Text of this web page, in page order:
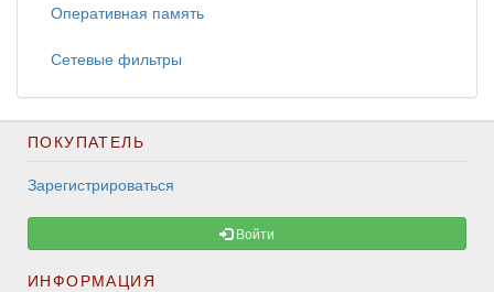
Оперативная память
Сетевые фильтры
ПОКУПАТЕЛЬ
Зарегистрироваться
Войти
ИНФОРМАЦИЯ